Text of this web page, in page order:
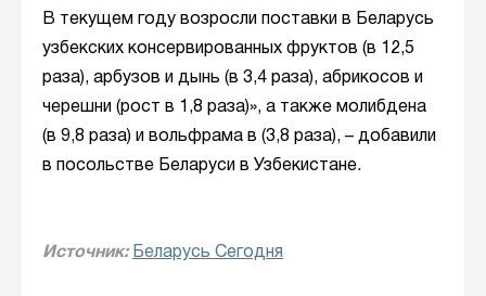
В текущем году возросли поставки в Беларусь
узбекских консервированных фруктов (в 12,5
раза), арбузов и дынь (в 3,4 раза), абрикосов и
черешни (рост в 1,8 раза)», а также молибдена
(в 9,8 раза) и вольфрама в (3,8 раза), – добавили
в посольстве Беларуси в Узбекистане.
Источник: Беларусь Сегодня